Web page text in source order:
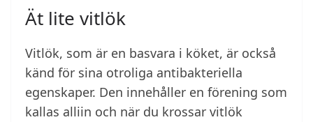
Ät lite vitlök
Vitlök, som är en basvara i köket, är också
känd för sina otroliga antibakteriella
egenskaper. Den innehåller en förening som
kallas alliin och när du krossar vitlök